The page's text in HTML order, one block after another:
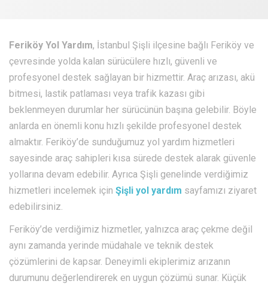
Feriköy Yol Yardım, İstanbul Şişli ilçesine bağlı Feriköy ve
çevresinde yolda kalan sürücülere hızlı, güvenli ve
profesyonel destek sağlayan bir hizmettir. Araç arızası, akü
bitmesi, lastik patlaması veya trafik kazası gibi
beklenmeyen durumlar her sürücünün başına gelebilir. Böyle
anlarda en önemli konu hızlı şekilde profesyonel destek
almaktır. Feriköy’de sunduğumuz yol yardım hizmetleri
sayesinde araç sahipleri kısa sürede destek alarak güvenle
yollarına devam edebilir. Ayrıca Şişli genelinde verdiğimiz
hizmetleri incelemek için Şişli yol yardım sayfamızı ziyaret
edebilirsiniz.
Feriköy’de verdiğimiz hizmetler, yalnızca araç çekme değil
aynı zamanda yerinde müdahale ve teknik destek
çözümlerini de kapsar. Deneyimli ekiplerimiz arızanın
durumunu değerlendirerek en uygun çözümü sunar. Küçük